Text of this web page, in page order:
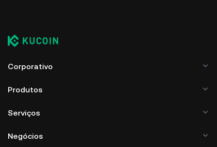
Corporativo
Produtos
Serviços
Negócios